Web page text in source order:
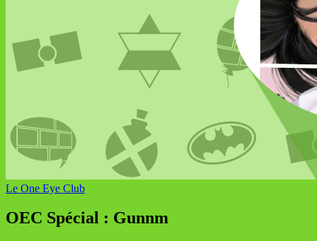
Le One Eye Club
OEC Spécial : Gunnm